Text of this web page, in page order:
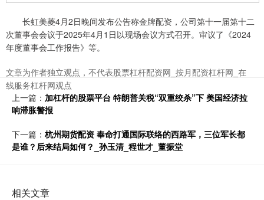
长虹美菱4月2日晚间发布公告称金牌配资，公司第十一届第十二
次董事会会议于2025年4月1日以现场会议方式召开。审议了《2024
年度董事会工作报告》等。
文章为作者独立观点，不代表股票杠杆配资网_按月配资杠杆网_在
线服务杠杆网观点
上一篇： 加杠杆的股票平台 特朗普关税“双重绞杀”下 美国经济拉
响滞胀警报
下一篇： 杭州期货配资 奉命打通国际联络的西路军，三位军长都
是谁？后来结局如何？_孙玉清_程世才_董振堂
相关文章